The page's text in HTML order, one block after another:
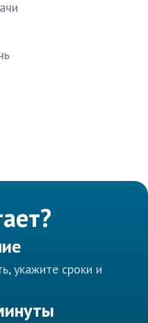
укажите сроки и